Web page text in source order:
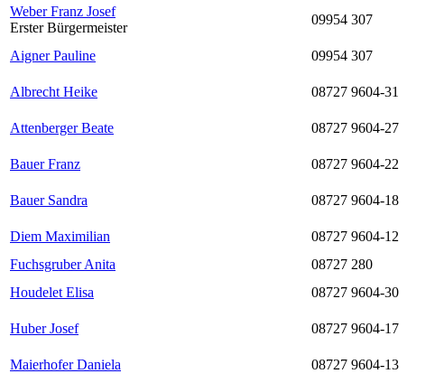
Weber Franz Josef
Erster Bürgermeister
09954 307
Aigner Pauline 09954 307
Albrecht Heike
08727 9604-31
Attenberger Beate 08727 9604-27
Bauer Franz 08727 9604-22
Bauer Sandra 08727 9604-18
Diem Maximilian 08727 9604-12
Fuchsgruber Anita
08727 280
Houdelet Elisa
08727 9604-30
Huber Josef 08727 9604-17
Maierhofer Daniela 08727 9604-13